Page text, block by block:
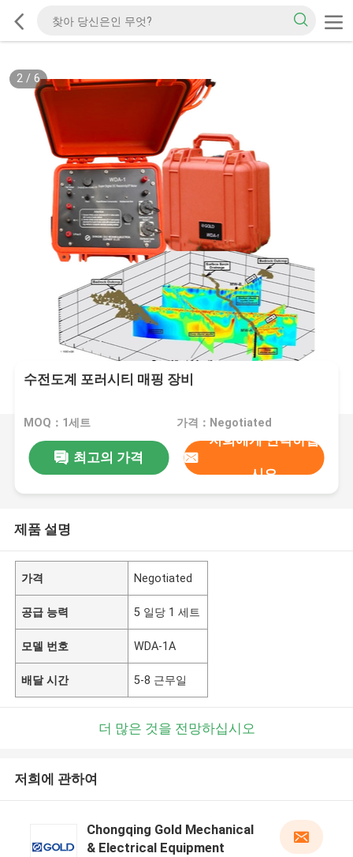
2/ 6
수전도계 포러시티 매핑 장비
MOQ：1세트 가격：Negotiated
최고의 가격
저희에게 연락하십
시오
제품 설명
가격 Negotiated
공급 능력 5 일당 1 세트
모델 번호 WDA-1A
배달 시간 5-8 근무일
더 많은 것을 전망하십시오
저희에 관하여
Chongqing Gold Mechanical
& Electrical Equipment